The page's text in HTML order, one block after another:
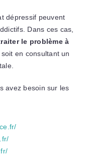
dépressif peuvent
Dans ces cas,
le problème à
en consultant un
avez besoin sur les